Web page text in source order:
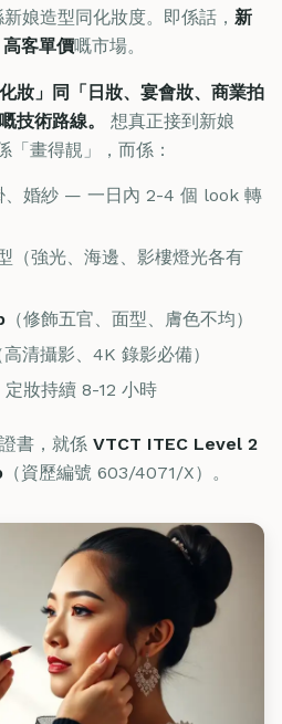
新娘造型同化妝度。即係話， 新
客單價嘅市場。
化妝」同「日妝、宴會妝、商業拍
技術路線。
想真正接到新娘
畫得靚」，而係：
、婚紗 — 一日內 2-4 個 look 轉
（強光、海邊、影樓燈光各有
（修飾五官、面型、膚色不均）
高清攝影、4K 錄影必備）
妝持續 8-12 小時
書，就係 VTCT ITEC Level 2
（資歷編號 603/4071/X）。